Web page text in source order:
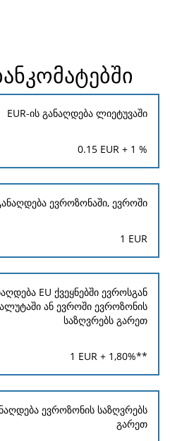
EUR-ის განაღდება ლიეტუვაში
0.15 EUR + 1 %
ევროზონაში, ევროში
1 EUR
EU ქვეყნებში ევროსგან
ან ევროში ევროზონის
საზღვრებს გარეთ
1 EUR + 1,80%**
ევროზონის საზღვრებს
გარეთ